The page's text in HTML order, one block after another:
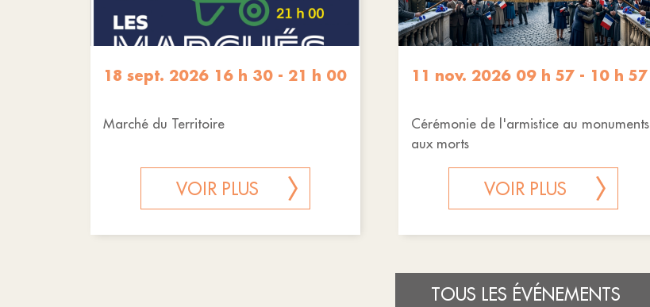
18 sept. 2026 16 h 30 - 21 h 00
Marché du Territoire
VOIR PLUS
11 nov. 2026 09 h 57 - 10 h 57
Cérémonie de l'armistice au monuments
aux morts
VOIR PLUS
TOUS LES ÉVÉNEMENTS